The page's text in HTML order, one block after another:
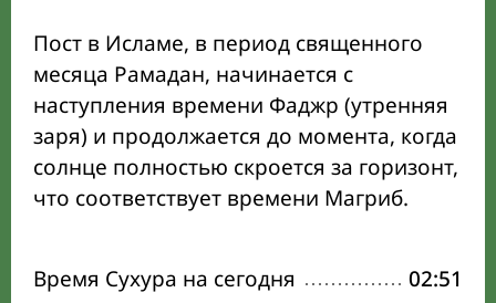
Пост в Исламе, в период священного
месяца Рамадан, начинается с
наступления времени Фаджр (утренняя
заря) и продолжается до момента, когда
солнце полностью скроется за горизонт,
что соответствует времени Магриб.
Время Сухура на сегодня 02:51